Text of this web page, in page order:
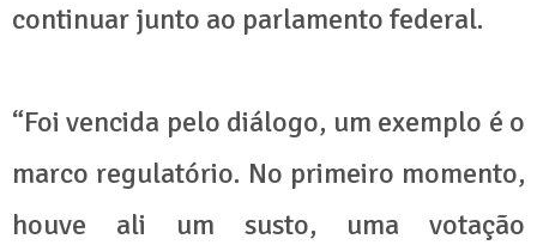
continuar junto ao parlamento federal.
“Foi vencida pelo diálogo, um exemplo é o
marco regulatório. No primeiro momento,
houve ali um susto, uma votação